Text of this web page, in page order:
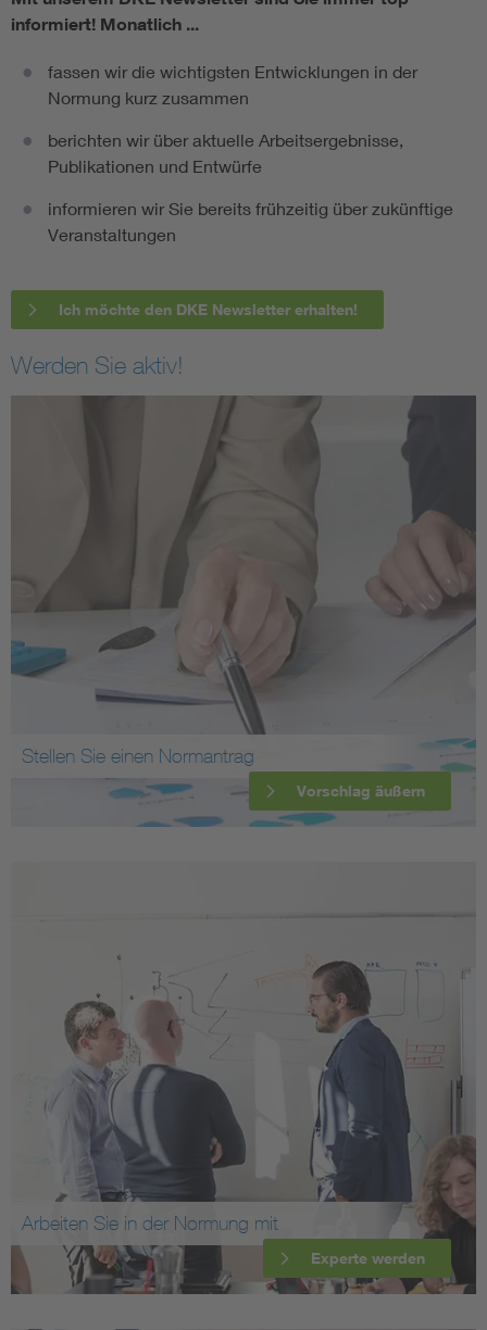
informiert! Monatlich ...
fassen wir die wichtigsten Entwicklungen in der
Normung kurz zusammen
berichten wir über aktuelle Arbeitsergebnisse,
Publikationen und Entwürfe
informieren wir Sie bereits frühzeitig über zukünftige
Veranstaltungen
Ich möchte den DKE Newsletter erhalten!
Werden Sie aktiv!
Stellen Sie einen Normantrag
Vorschlag äußern
Arbeiten Sie in der Normung mit
Experte werden